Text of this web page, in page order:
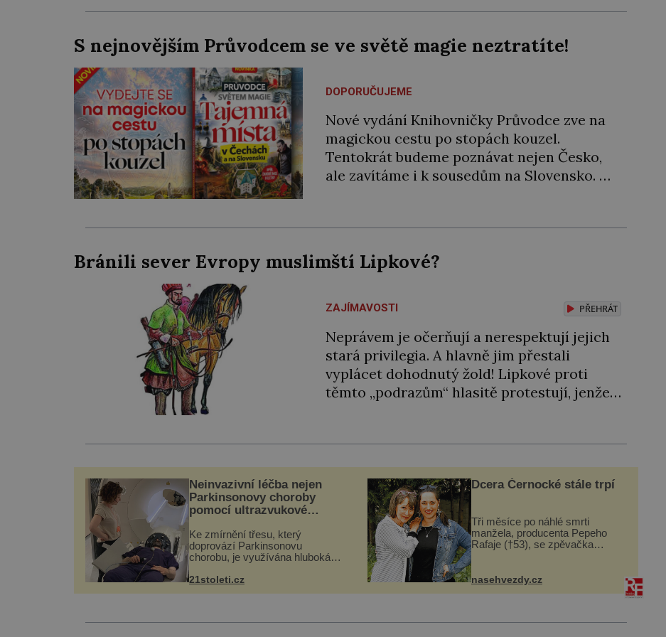
Podnikavého ducha zdědí bratři Kleinové po
otci Johannovi (1756–1835), který má malý
statek na Jesenicku […]
S nejnovějším Průvodcem se ve světě magie neztratíte!
DOPORUČUJEME
Nové vydání Knihovničky Průvodce zve na
magickou cestu po stopách kouzel.
Tentokrát budeme poznávat nejen Česko,
ale zavítáme i k sousedům na Slovensko. O
zakořeněny hlouběji, než by se na první
pohled mohlo zdát. Která místa jsou tedy
spojena […]
Bránili sever Evropy muslimští Lipkové?
ZAJÍMAVOSTI PŘEHRÁT
Neprávem je očerňují a nerespektují jejich
stará privilegia. A hlavně jim přestali
vyplácet dohodnutý žold! Lipkové proti
těmto „podrazům“ hlasitě protestují, jenže
poslušnost a přeběhnou k Osmanům!
V Litvě se na počátku 15. století usazují
první muslimští Tataři. Uprchli ze Zlaté
Hordy (říše rozkládající se ve východní […]
Neinvazivní léčba nejen
Parkinsonovy choroby
pomocí ultrazvukové
Ke zmírnění třesu, který
doprovází Parkinsonovu
chorobu, je využívána hluboká
vyžaduje vysoce invazivní
zákrok. Ultrazvuk zase není
21stoleti.cz
Dcera Černocké stále trpí
Tři měsíce po náhlé smrti
manžela, producenta Pepeho
Rafaje (†53), se zpěvačka
ozvala veřejnosti. Na sociální síti
nasehvezdy.cz